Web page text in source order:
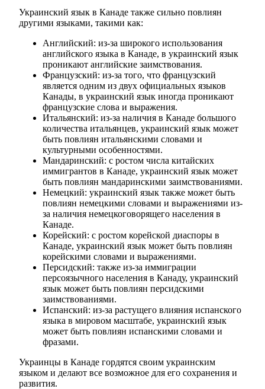
Украинский язык в Канаде также сильно повлиян
другими языками, такими как:
Английский: из-за широкого использования
английского языка в Канаде, в украинский язык
проникают английские заимствования.
Французский: из-за того, что французский
является одним из двух официальных языков
Канады, в украинский язык иногда проникают
французские слова и выражения.
Итальянский: из-за наличия в Канаде большого
количества итальянцев, украинский язык может
быть повлиян итальянскими словами и
культурными особенностями.
Мандаринский: с ростом числа китайских
иммигрантов в Канаде, украинский язык может
быть повлиян мандаринскими заимствованиями.
Немецкий: украинский язык также может быть
повлиян немецкими словами и выражениями из-
за наличия немецкоговорящего населения в
Канаде.
Корейский: с ростом корейской диаспоры в
Канаде, украинский язык может быть повлиян
корейскими словами и выражениями.
Персидский: также из-за иммиграции
персоязычного населения в Канаду, украинский
язык может быть повлиян персидскими
заимствованиями.
Испанский: из-за растущего влияния испанского
языка в мировом масштабе, украинский язык
может быть повлиян испанскими словами и
фразами.
Украинцы в Канаде гордятся своим украинским
языком и делают все возможное для его сохранения и
развития.